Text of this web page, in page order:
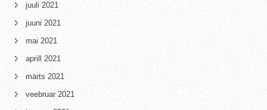
juuli 2021
juuni 2021
mai 2021
aprill 2021
märts 2021
veebruar 2021